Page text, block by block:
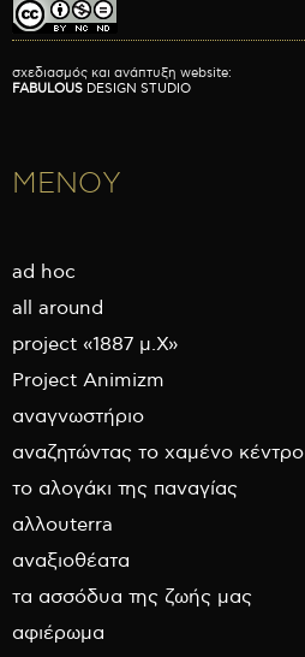
σχεδιασμός και ανάπτυξη website:
FABULOUS DESIGN STUDIO
ΜΕΝΟΥ
ad hoc
all around
project «1887 μ.Χ»
Project Animizm
αναγνωστήριο
αναζητώντας το χαμένο κέντρο
το αλογάκι της παναγίας
αλλουterra
αναξιοθέατα
τα ασσόδυα της ζωής μας
αφιέρωμα